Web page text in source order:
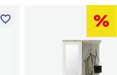
favorite_border